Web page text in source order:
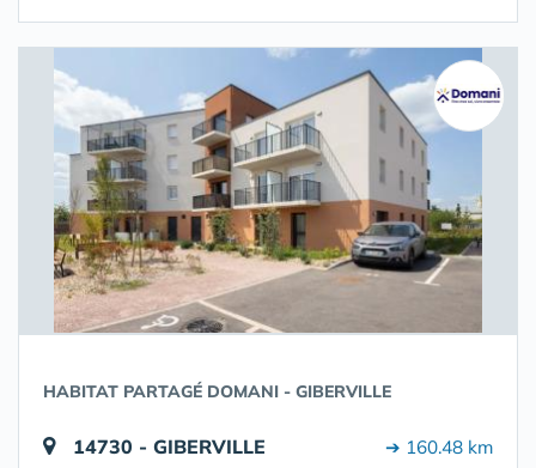
HABITAT PARTAGÉ DOMANI - GIBERVILLE
14730 - GIBERVILLE ➔ 160.48 km